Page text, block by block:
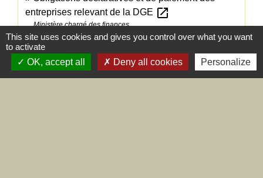
entreprises relevant de la DGE open_in_new
Ministère chargé des finances
Signaler une erreur sur cette page
This site uses cookies and gives you control over what you want
to activate
OK, accept all
Deny all cookies Personalize